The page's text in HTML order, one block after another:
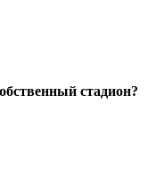
стадион?